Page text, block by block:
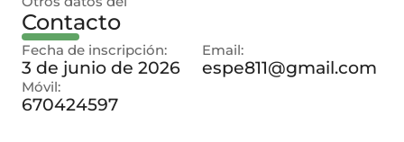
Contacto
Fecha de inscripción:
3 de junio de 2026
Email:
espe811@gmail.com
Móvil:
670424597